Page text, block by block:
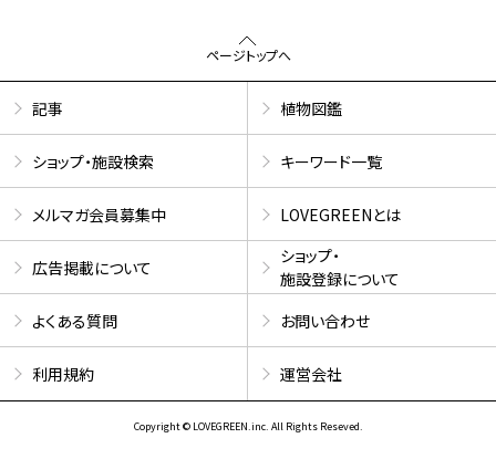
ページトップへ
記事 植物図鑑
ショップ・施設検索 キーワード一覧
メルマガ会員募集中 LOVEGREENとは
広告掲載について
ショップ・
施設登録について
よくある質問
お問い合わせ
利用規約 運営会社
Copyright © LOVEGREEN.inc. All Rights Reseved.